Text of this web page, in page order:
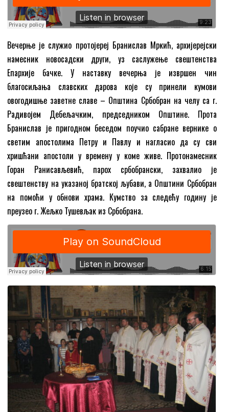
Вечерње је служио протојереј Бранислав Мркић, архијерејски
намесник новосадски други, уз саслужење свештенства
Епархије бачке. У наставку вечерња је извршен чин
благосиљања славских дарова које су принели кумови
овогодишње заветне славе – Општина Србобран на челу са г.
Радивојем Дебељачким, председником Општине. Прота
Бранислав је пригодном беседом поучио сабране вернике о
светим апостолима Петру и Павлу и нагласио да су сви
хришћани апостоли у времену у коме живе. Протонамесник
Горан Ранисављевић, парох србобрански, захвалио је
свештенству на указаној братској љубави, а Општини Србобран
на помоћи у обнови храма. Кумство за следећу годину је
преузео г. Жељко Тушевљак из Србобрана.